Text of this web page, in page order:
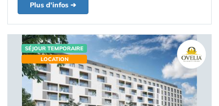
Plus d'infos ➔
SÉJOUR TEMPORAIRE
LOCATION